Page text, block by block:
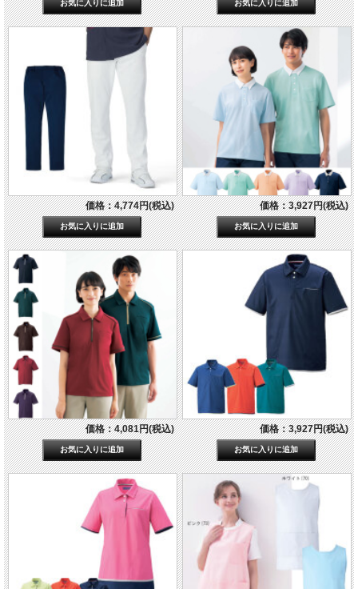
価格：4,774円(税込) 価格：3,927円(税込)
価格：4,081円(税込) 価格：3,927円(税込)